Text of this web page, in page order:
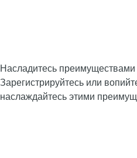
Насладитесь
Зарегистрируйтесь или
наслаждайтесь этими